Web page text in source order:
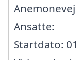
Ansatte:
Startdato: